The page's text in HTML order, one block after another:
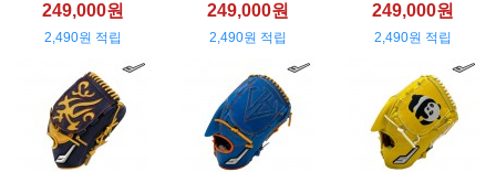
249,000원
2,490원 적립
249,000원
2,490원 적립
249,000원
2,490원 적립